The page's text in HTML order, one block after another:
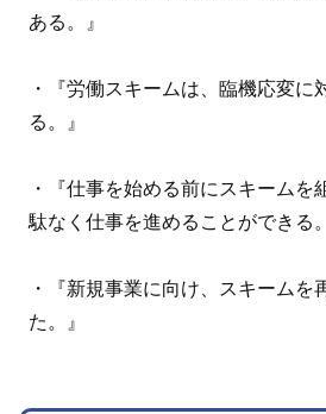
ある。』
・『労働スキームは、臨機応変に
る。』
・『仕事を始める前にスキームを
駄なく仕事を進めることができる
・『新規事業に向け、スキームを
た。』